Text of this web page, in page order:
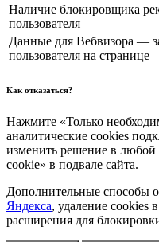
Наличие блокировщика
пользователя
Данные для Вебвизора —
пользователя на странице
Как отказаться?
Нажмите «Только
аналитические cookies
изменить решение в любой
cookie» в подвале сайта.
Дополнительные способы
Яндекса, удаление cookies
расширения для